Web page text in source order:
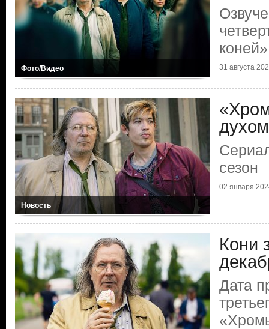
Фото/Видео
коней»
31 августа
Новость
духом
сезон
02 января
Кони
Дата